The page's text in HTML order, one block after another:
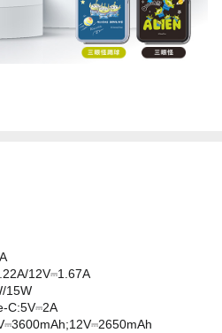
12V⎓1.67A
15W
C:5V⎓2A